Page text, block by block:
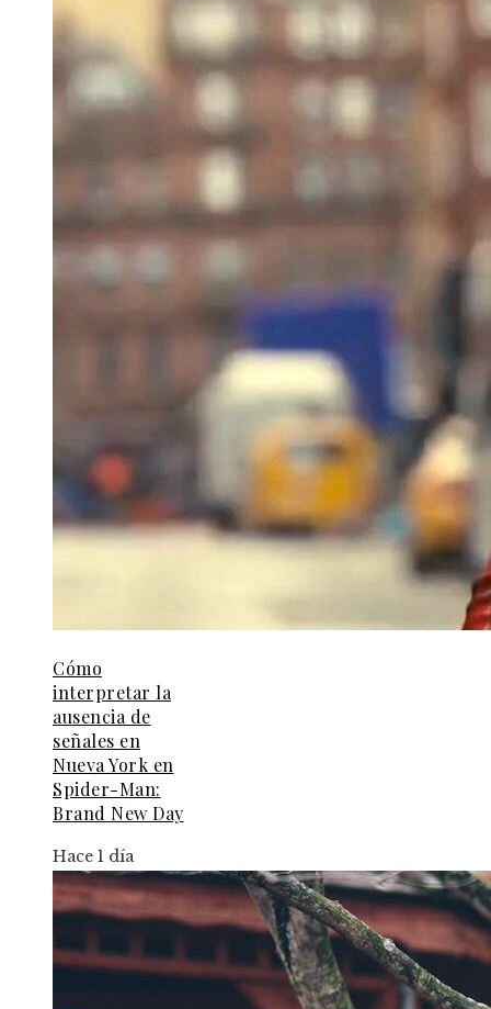
Cómo
interpretar la
ausencia de
señales en
Nueva York en
Spider-Man:
Brand New Day
Hace 1 día